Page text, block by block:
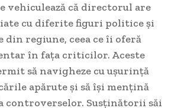
vehiculează că directorul are
cu diferite figuri politice și
regiune, ceea ce îi oferă
în fața criticilor. Aceste
să navigheze cu ușurință
apărute și să își mențină
controverselor. Susținătorii săi